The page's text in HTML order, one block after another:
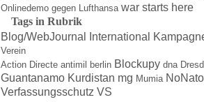
Onlinedemo gegen Lufthansa war starts here
Tags in Rubrik
Blog/WebJournal International
Verein
Action Directe antimil berlin Blockupy dna
Guantanamo Kurdistan mg Mumia NoNato
Verfassungsschutz VS